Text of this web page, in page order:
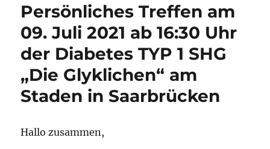
Persönliches Treffen am
09. Juli 2021 ab 16:30 Uhr
der Diabetes TYP 1 SHG
„Die Glyklichen“ am
Staden in Saarbrücken
Hallo zusammen,